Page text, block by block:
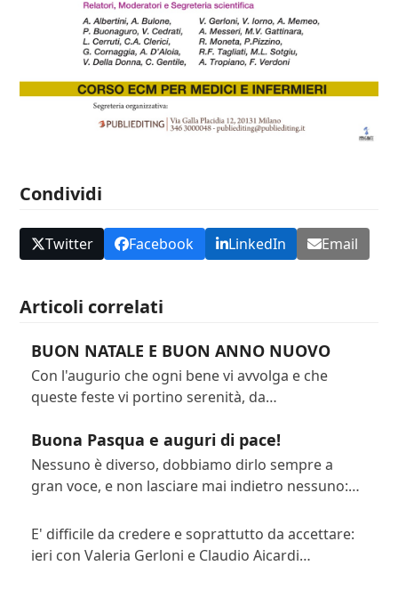
Condividi
Twitter Facebook LinkedIn Email
Articoli correlati
BUON NATALE E BUON ANNO NUOVO
Con l'augurio che ogni bene vi avvolga e che
queste feste vi portino serenità, da…
Buona Pasqua e auguri di pace!
Nessuno è diverso, dobbiamo dirlo sempre a
gran voce, e non lasciare mai indietro nessuno:…
E' difficile da credere e soprattutto da accettare:
ieri con Valeria Gerloni e Claudio Aicardi…